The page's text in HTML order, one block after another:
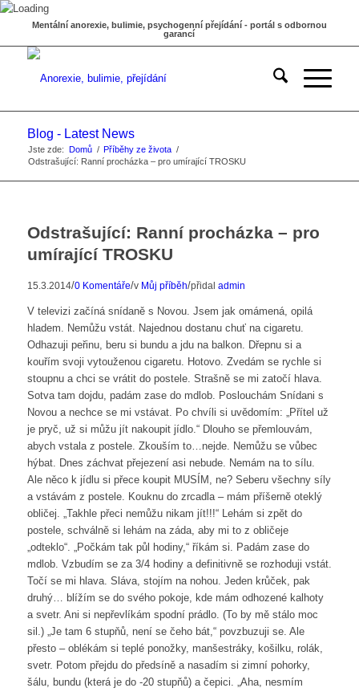
Mentální anorexie, bulimie, psychogenní přejídání - portál s odbornou
garancí
Blog - Latest News
Jste zde: Domů / Příběhy ze života /
Odstrašující: Ranní procházka – pro umírající TROSKU
Odstrašující: Ranní procházka – pro
umírající TROSKU
15.3.2014/0 Komentáře/v Můj příběh/přidal admin
V televizi začíná snídaně s Novou. Jsem jak omámená, opilá
hladem. Nemůžu vstát. Najednou dostanu chuť na cigaretu.
Odhazuji peřinu, beru si bundu a jdu na balkon. Dřepnu si a
kouřím svoji vytouženou cigaretu. Hotovo. Zvedám se rychle si
stoupnu a chci se vrátit do postele. Strašně se mi zatočí hlava.
Sotva tam dojdu, padám zase do mdlob. Poslouchám Snídani s
Novou a nechce se mi vstávat. Po chvíli si uvědomím: „Přítel už
je pryč, už si můžu jít nakoupit jídlo.“ Dlouho se přemlouvám,
abych vstala z postele. Zkouším to…nejde. Nemůžu se vůbec
hýbat. Dnes záchvat přejezení asi nebude. Nemám na to sílu.
Ale něco k jídlu si přece koupit MUSÍM, ne? Seberu všechny síly
a vstávám z postele. Kouknu do zrcadla – mám příšerně oteklý
obličej. „Takhle přeci nemůžu nikam jít!!!“ Lehám si zpět do
postele, schválně si lehám na záda, aby mi to z obličeje
„odteklo“. „Počkám tak půl hodiny,“ říkám si. Padám zase do
mdlob. Vzbudím se za 3/4 hodiny a definitivně se rozhoduji vstát.
Točí se mi hlava. Sláva, stojím na nohou. Jeden krůček, pak
druhý… blížím se do svého pokoje, kde mám odhozené kalhoty
a svetr. Ani si nepřevlíkám spodní prádlo. (To by mě stálo moc
sil.) „Je tam 6 stupňů, není se čeho bát,“ povzbuzuji se. Ale
přesto – oblékám si teplé ponožky, manšestráky, košilku, rolák,
svetr. Potom přejdu do předsíně a nasadím si zimní pohorky,
šálu, bundu (která je do -20 stupňů) a čepici. „Aha, nesmím